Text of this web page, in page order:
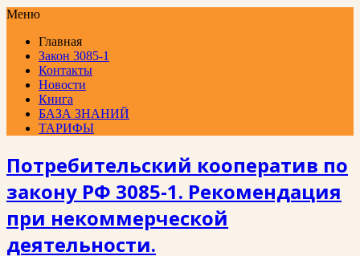
Меню
Главная
Закон 3085-1
Контакты
Новости
Книга
БАЗА ЗНАНИЙ
ТАРИФЫ
Потребительский кооператив по
закону РФ 3085-1. Рекомендация
при некоммерческой
деятельности.